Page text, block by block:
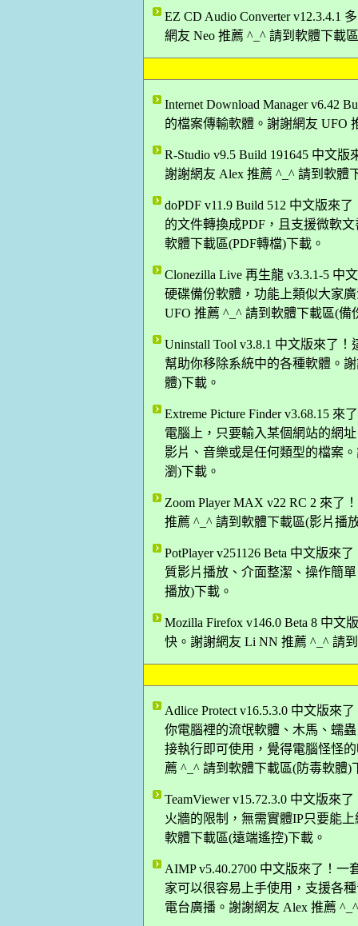
EZ CD Audio Converter v12.3.4.1
網友 Neo 推薦 ^_^ 請到軟體下載
Internet Download Manager v6.42
的檔案傳輸軟體。謝謝網友 UFO
R-Studio v9.5 Build 191645 中文
謝謝網友 Alex 推薦 ^_^ 請到軟體
doPDF v11.9 Build 512 中文版來
的文件轉換成PDF，且支援微軟
軟體下載區(PDF轉檔)下載。
Clonezilla Live 再生龍 v3.3.1-5 中
硬碟備份軟體，功能上類似大家
UFO 推薦 ^_^ 請到軟體下載區(備
Uninstall Tool v3.8.1 中文版來了
幫助你移除系統中的各種軟體。
體)下載。
Extreme Picture Finder v3.68.15
電腦上，只要輸入某個網站的網
影片、音樂或是任何類型的檔案
瀏)下載。
Zoom Player MAX v22 RC 2 來了
推薦 ^_^ 請到軟體下載區(影片播
PotPlayer v251126 Beta 中文版來
質影片播放、介面整潔、操作簡
播放)下載。
Mozilla Firefox v146.0 Beta 8 中
快。謝謝網友 Li NN 推薦 ^_^ 請
Adlice Protect v16.5.3.0 中文版來
你電腦裡的流氓軟體、木馬、蠕
接執行即可使用，覺得電腦怪怪
薦 ^_^ 請到軟體下載區(防毒軟體)
TeamViewer v15.72.3.0 中文版來
火牆的限制，無需實體IP只要能
軟體下載區(遠端遙控)下載。
AIMP v5.40.2700 中文版來了！
家可以很容易上手使用，支援各
電台廣播。謝謝網友 Alex 推薦